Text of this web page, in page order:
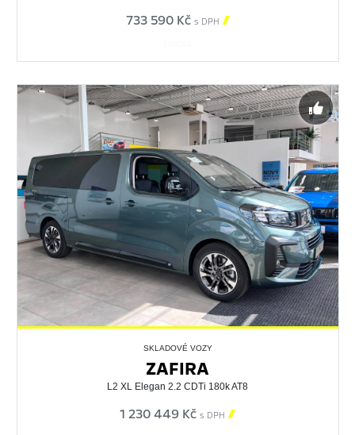
733 590 Kč s DPH 
SKLADOVÉ VOZY
ZAFIRA
L2 XL Elegan 2.2 CDTi 180k AT8
1 230 449 Kč s DPH 